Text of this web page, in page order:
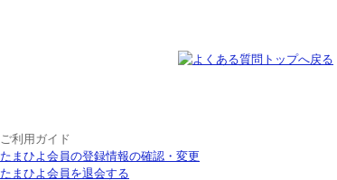
ご利用ガイド
たまひよ会員の登録情報の確認・変更
たまひよ会員を退会する